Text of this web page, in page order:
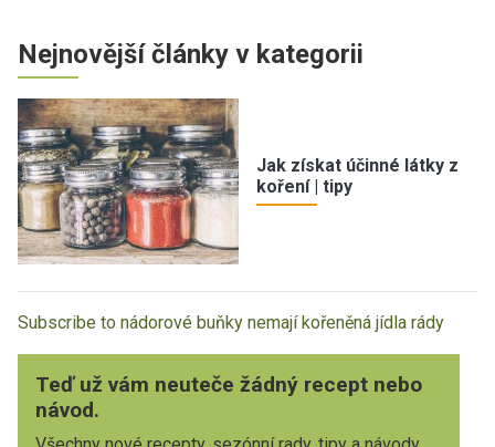
Nejnovější články v kategorii
Jak získat účinné látky z
koření | tipy
Subscribe to nádorové buňky nemají kořeněná jídla rády
Teď už vám neuteče žádný recept nebo
návod.